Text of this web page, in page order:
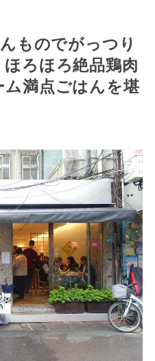
ものでがっつり
ろほろ絶品鶏肉
満点ごはんを堪